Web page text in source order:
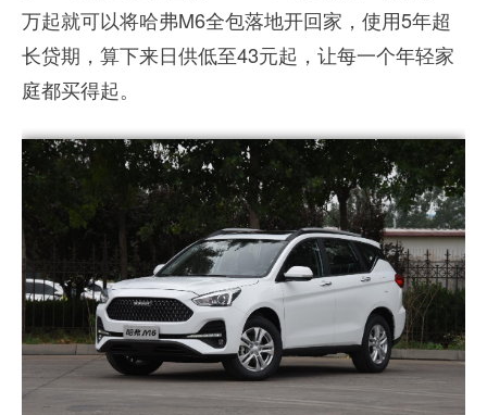
万起就可以将哈弗M6全包落地开回家，使用5年超
长贷期，算下来日供低至43元起，让每一个年轻家
庭都买得起。